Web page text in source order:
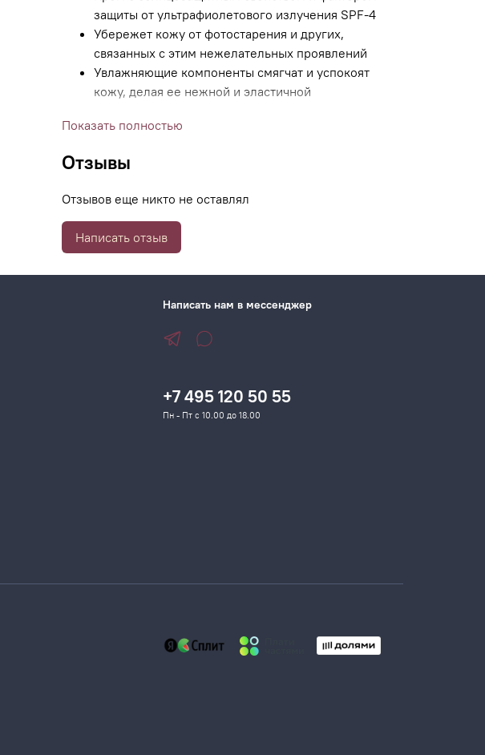
защиты от ультрафиолетового излучения SPF-4
Убережет кожу от фотостарения и других,
связанных с этим нежелательных проявлений
Увлажняющие компоненты смягчат и успокоят
кожу, делая ее нежной и эластичной
Показать полностью
Отзывы
Отзывов еще никто не оставлял
Написать отзыв
Написать нам в мессенджер
+7 495 120 50 55
Пн - Пт с 10.00 до 18.00